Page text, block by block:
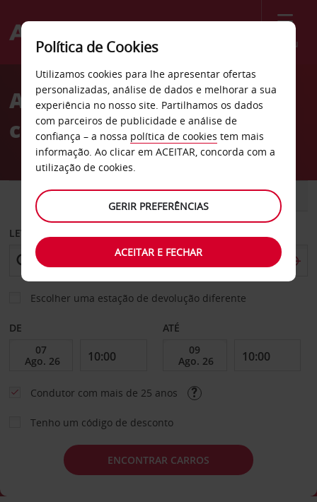
Menu
Welcome
AvisAluguer de
carros Essaouira
CARRO COMERCIAIS
LEVANTAR EM
Escolher uma estação de devolução diferente
DE ATÉ
Condutor com mais de 25 anos
Tenho um código de desconto
ENCONTRAR CARROS
Política de Cookies
Utilizamos cookies para lhe apresentar ofertas
personalizadas, análise de dados e melhorar a sua
experiência no nosso site. Partilhamos os dados
com parceiros de publicidade e análise de
confiança – a nossa política de cookies tem mais
informação. Ao clicar em ACEITAR, concorda com a
utilização de cookies.
GERIR PREFERÊNCIAS
ACEITAR E FECHAR